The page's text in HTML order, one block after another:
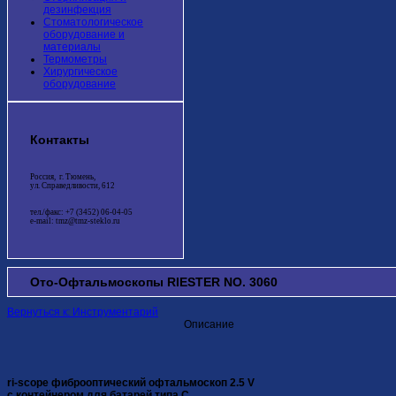
дезинфекция
Стоматологическое
оборудование и
материалы
Термометры
Хирургическое
оборудование
Контакты
Россия, г. Тюмень,
ул. Справедливости, 612
тел./факс: +7 (3452) 06-04-05
e-mail: tmz@tmz-steklo.ru
Ото-Офтальмоскопы RIESTER NO. 3060
Вернуться к: Инструментарий
Описание
ri-scope фиброоптический офтальмоскоп 2.5 V